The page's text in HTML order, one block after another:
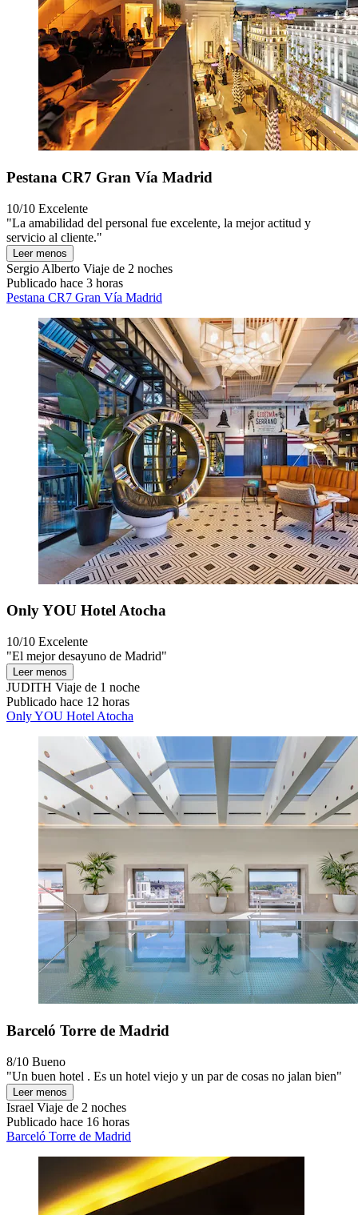
Pestana CR7 Gran Vía Madrid
10/10 Excelente
"La amabilidad del personal fue excelente, la mejor actitud y
servicio al cliente."
Leer menos
Sergio Alberto Viaje de 2 noches
Publicado hace 3 horas
Pestana CR7 Gran Vía Madrid
Only YOU Hotel Atocha
10/10 Excelente
"El mejor desayuno de Madrid"
Leer menos
JUDITH Viaje de 1 noche
Publicado hace 12 horas
Only YOU Hotel Atocha
Barceló Torre de Madrid
8/10 Bueno
"Un buen hotel . Es un hotel viejo y un par de cosas no jalan bien"
Leer menos
Israel Viaje de 2 noches
Publicado hace 16 horas
Barceló Torre de Madrid